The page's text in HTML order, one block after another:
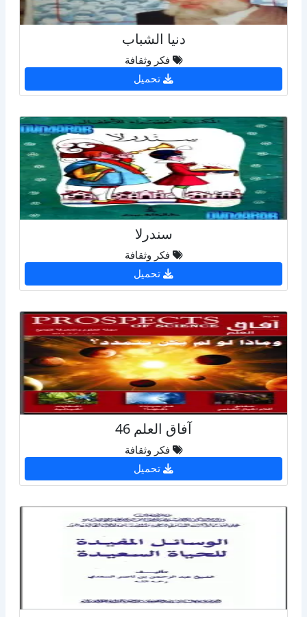
دنيا الشباب
فكر وثقافة
تحميل
سندرلا
فكر وثقافة
تحميل
آفاق العلم 46
فكر وثقافة
تحميل